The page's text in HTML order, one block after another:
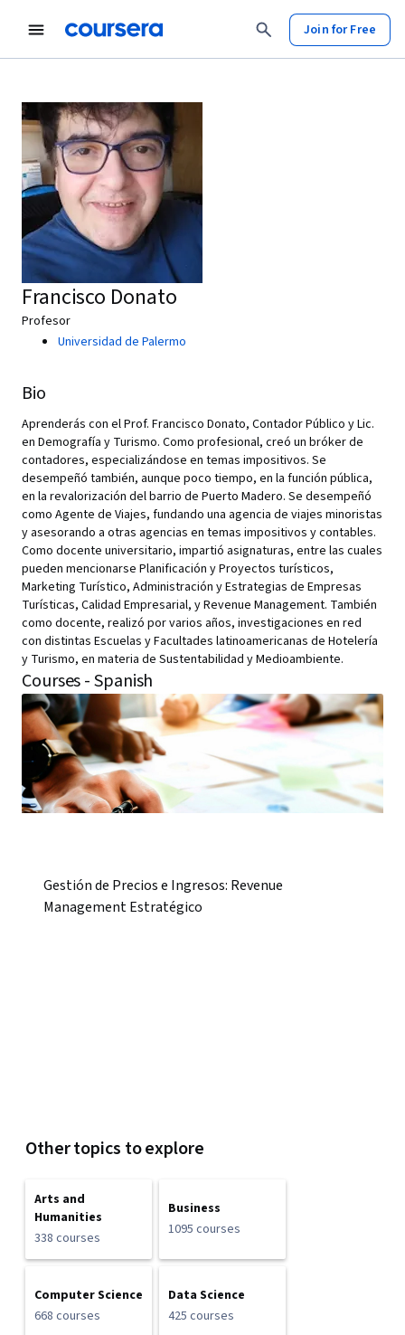
Join for Free
Francisco Donato
Profesor
Universidad de Palermo
Bio
Aprenderás con el Prof. Francisco Donato, Contador Público y Lic.
en Demografía y Turismo. Como profesional, creó un bróker de
contadores, especializándose en temas impositivos. Se
desempeñó también, aunque poco tiempo, en la función pública,
en la revalorización del barrio de Puerto Madero. Se desempeñó
como Agente de Viajes, fundando una agencia de viajes minoristas
y asesorando a otras agencias en temas impositivos y contables.
Como docente universitario, impartió asignaturas, entre las cuales
pueden mencionarse Planificación y Proyectos turísticos,
Marketing Turístico, Administración y Estrategias de Empresas
Turísticas, Calidad Empresarial, y Revenue Management. También
como docente, realizó por varios años, investigaciones en red
con distintas Escuelas y Facultades latinoamericanas de Hotelería
y Turismo, en materia de Sustentabilidad y Medioambiente.
Courses - Spanish
Gestión de Precios e Ingresos: Revenue
Management Estratégico
Other topics to explore
Arts and
Humanities
338 courses
Business
1095 courses
Computer Science
668 courses
Data Science
425 courses